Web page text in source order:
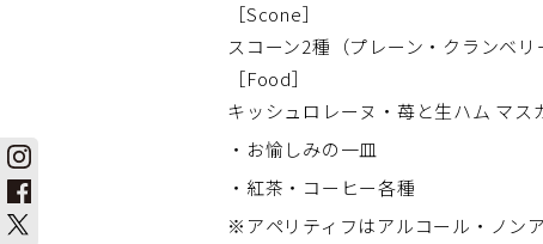
［Scone］
スコーン2種（プレーン・クランベ
［Food］
キッシュロレーヌ・苺と生ハム マ
・お愉しみの一皿
・紅茶・コーヒー各種
※アペリティフはアルコール・ノン